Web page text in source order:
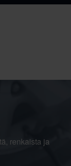
renkaista ja